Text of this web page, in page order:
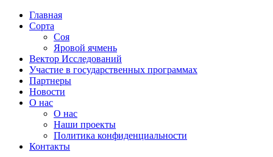
Главная
Сорта
Соя
Яровой ячмень
Вектор Исследований
Участие в государственных программах
Партнеры
Новости
О нас
О нас
Наши проекты
Политика конфиденциальности
Контакты